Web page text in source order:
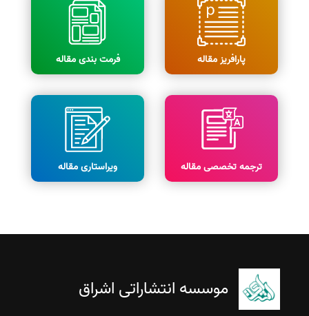
پارافریز مقاله فرمت بندی مقاله
ترجمه تخصصی مقاله ویراستاری مقاله
موسسه انتشاراتی اشراق